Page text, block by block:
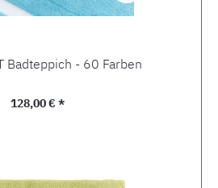
Badteppich - 60 Farben
Regulärer Preis:
128,00 € *